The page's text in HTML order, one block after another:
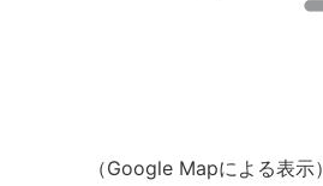
（Google Mapによる表示）